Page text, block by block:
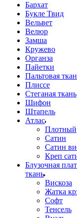
Бархат
Букле Твид
Вельвет
Велюр
Замша
Кружево
Органза
Пайетки
Пальтовая
Плиссе
Стеганая ткань
Шифон
Штапель
Атлас
Плотный
Сатин
Сатин
Креп
Блузочная
ткань
Вискоза
Жатка
Софт
Тенсель